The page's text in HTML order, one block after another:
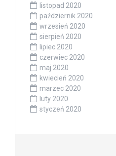
listopad 2020
październik 2020
wrzesień 2020
sierpień 2020
lipiec 2020
czerwiec 2020
maj 2020
kwiecień 2020
marzec 2020
luty 2020
styczeń 2020